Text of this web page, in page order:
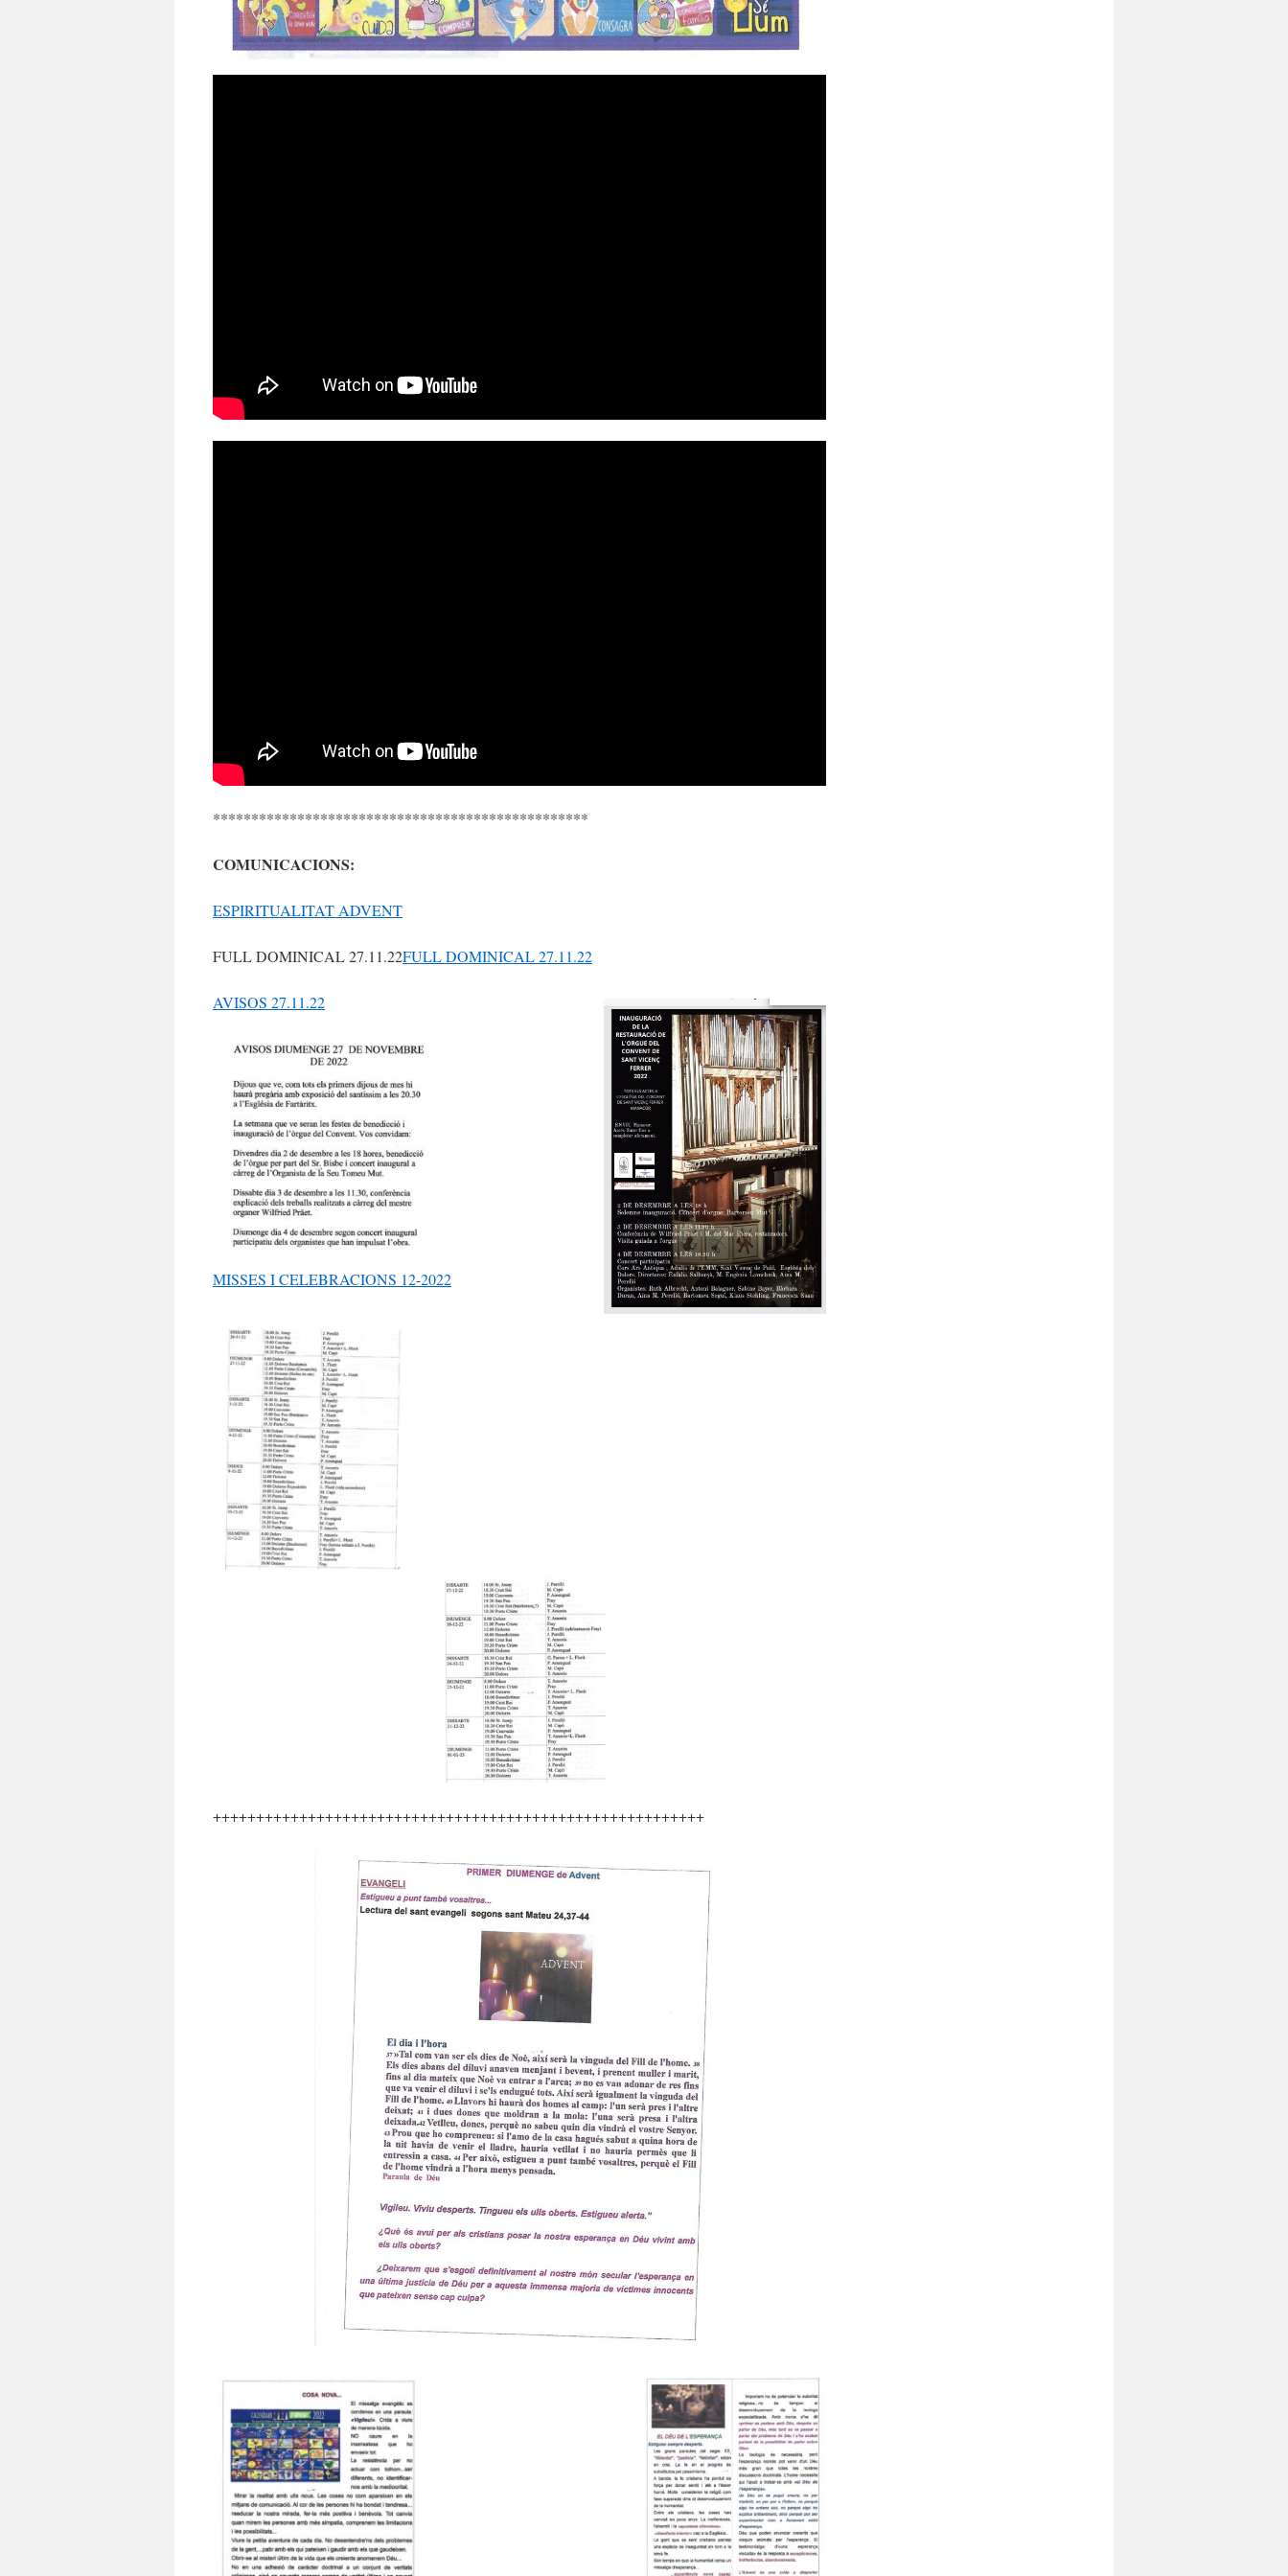
*************************************************
COMUNICACIONS:
ESPIRITUALITAT ADVENT
FULL DOMINICAL 27.11.22FULL DOMINICAL 27.11.22
AVISOS 27.11.22
MISSES I CELEBRACIONS 12-2022
+++++++++++++++++++++++++++++++++++++++++++++++++++++++++